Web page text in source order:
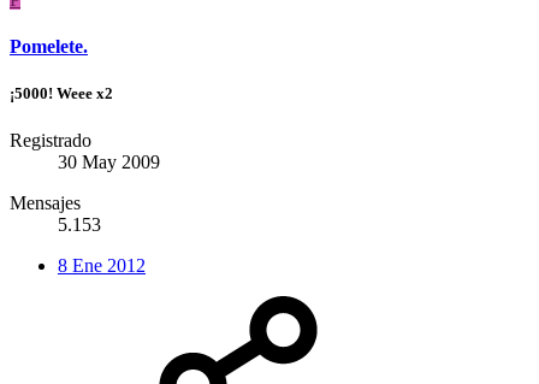
Pomelete.
¡5000! Weee x2
Registrado
30 May 2009
Mensajes
5.153
8 Ene 2012